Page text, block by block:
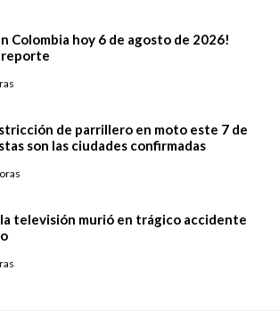
Colombia hoy 6 de agosto de 2026!
de parrillero en moto este 7 de
son las ciudades confirmadas
televisión murió en trágico accidente